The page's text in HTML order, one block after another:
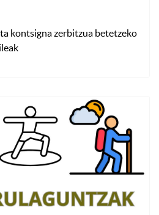
kontsigna zerbitzua betetzeko